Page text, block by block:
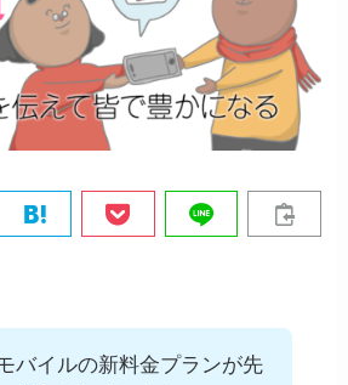
バイルの新料金プランが先